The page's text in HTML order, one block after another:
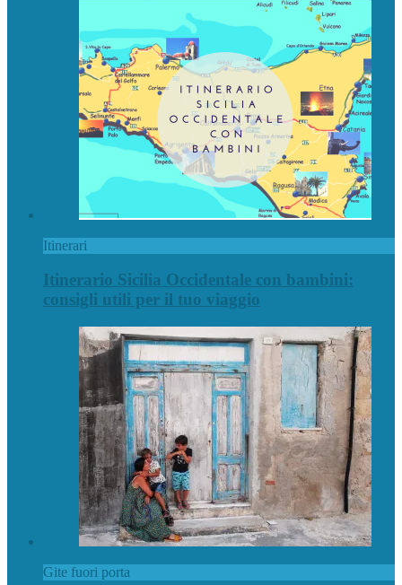
Itinerari
Itinerario Sicilia Occidentale con bambini:
consigli utili per il tuo viaggio
Gite fuori porta